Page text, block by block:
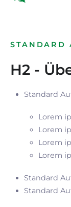
STANDARD
H2 -
Standard
Lorem
Lorem
Lorem
Lorem
Standard
Standard